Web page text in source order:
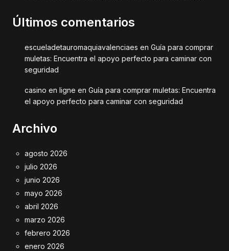
Últimos comentarios
escueladetauromaquiavalenciaes en Guía para comprar
muletas: Encuentra el apoyo perfecto para caminar con
seguridad
casino en ligne en Guía para comprar muletas: Encuentra
el apoyo perfecto para caminar con seguridad
Archivo
agosto 2026
julio 2026
junio 2026
mayo 2026
abril 2026
marzo 2026
febrero 2026
enero 2026